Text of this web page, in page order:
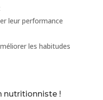
leur performance
les habitudes
nutritionniste !